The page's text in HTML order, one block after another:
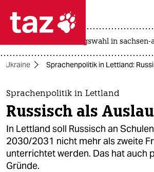
 taz zahl ich
taz zahl ich
themen
politik
öko
gesellschaft
landtagswahl in sachsen-
Ukraine Sprachenpolitik in Lettland:
Sprachenpolitik in Lettland
Russisch als
In Lettland soll Russisch an
2030/2031 nicht mehr als zweite
unterrichtet werden. Das hat auch
Gründe.